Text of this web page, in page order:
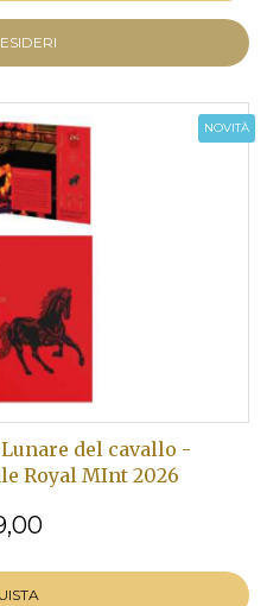
NOVITÀ
del cavallo -
Royal MInt 2026